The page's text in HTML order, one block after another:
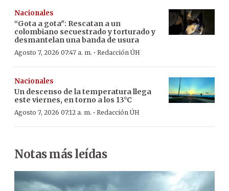
Nacionales
“Gota a gota": Rescatan a un
colombiano secuestrado y torturado y
desmantelan una banda de usura
Agosto 7, 2026 07:47 a. m. · Redacción ÚH
Nacionales
Un descenso de la temperatura llega
este viernes, en torno a los 13°C
Agosto 7, 2026 07:12 a. m. · Redacción ÚH
Notas más leídas